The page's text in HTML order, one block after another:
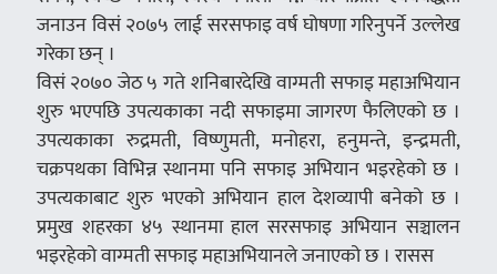
जनाउन विसं २०७५ लाई सरसफाइ वर्ष घोषणा गरिनुपर्ने उल्लेख
गरेका छन् ।
विसं २०७० जेठ ५ गते शनिबारदेखि वाग्मती सफाइ महाअभियान
शुरु भएपछि उपत्यकाका नदी सफाइमा जागरण फैलिएको छ ।
उपत्यकाका रुद्रमती, विष्णुमती, मनोहरा, हनुमन्ते, इन्द्रमती,
चक्रपथका विभिन्न स्थानमा पनि सफाइ अभियान भइरहेको छ ।
उपत्यकाबाट शुरु भएको अभियान हाल देशव्यापी बनेको छ ।
प्रमुख शहरका ४५ स्थानमा हाल सरसफाइ अभियान सञ्चालन
भइरहेको वाग्मती सफाइ महाअभियानले जनाएको छ । रासस